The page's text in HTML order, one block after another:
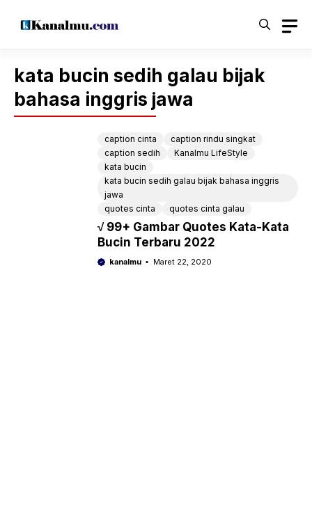
kata bucin sedih galau bijak
bahasa inggris jawa
caption cinta
caption rindu singkat
caption sedih
Kanalmu LifeStyle
kata bucin
kata bucin sedih galau bijak bahasa inggris
jawa
quotes cinta
quotes cinta galau
√ 99+ Gambar Quotes Kata-Kata
Bucin Terbaru 2022
kanalmu Maret 22, 2020